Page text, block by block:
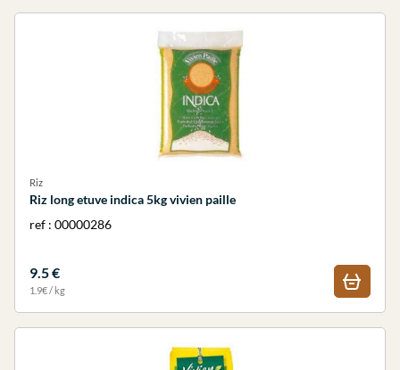
Riz
Riz long etuve indica 5kg vivien paille
ref : 00000286
9.5 €
1.9€ / kg